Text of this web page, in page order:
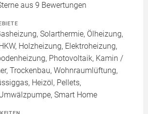
aus 9 Bewertungen
Solarthermie, Ölheizung,
Holzheizung, Elektroheizung,
Photovoltaik, Kamin /
Trockenbau, Wohnraumlüftung,
Heizöl, Pellets,
Smart Home